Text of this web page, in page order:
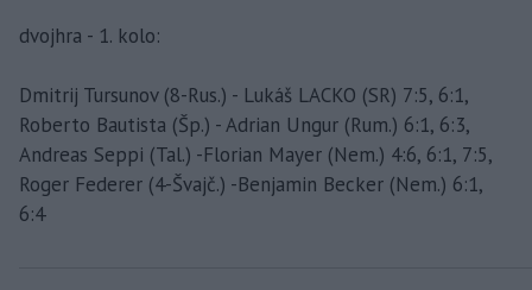
dvojhra - 1. kolo:
Dmitrij Tursunov (8-Rus.) - Lukáš LACKO (SR) 7:5, 6:1,
Roberto Bautista (Šp.) - Adrian Ungur (Rum.) 6:1, 6:3,
Andreas Seppi (Tal.) -Florian Mayer (Nem.) 4:6, 6:1, 7:5,
Roger Federer (4-Švajč.) -Benjamin Becker (Nem.) 6:1,
6:4